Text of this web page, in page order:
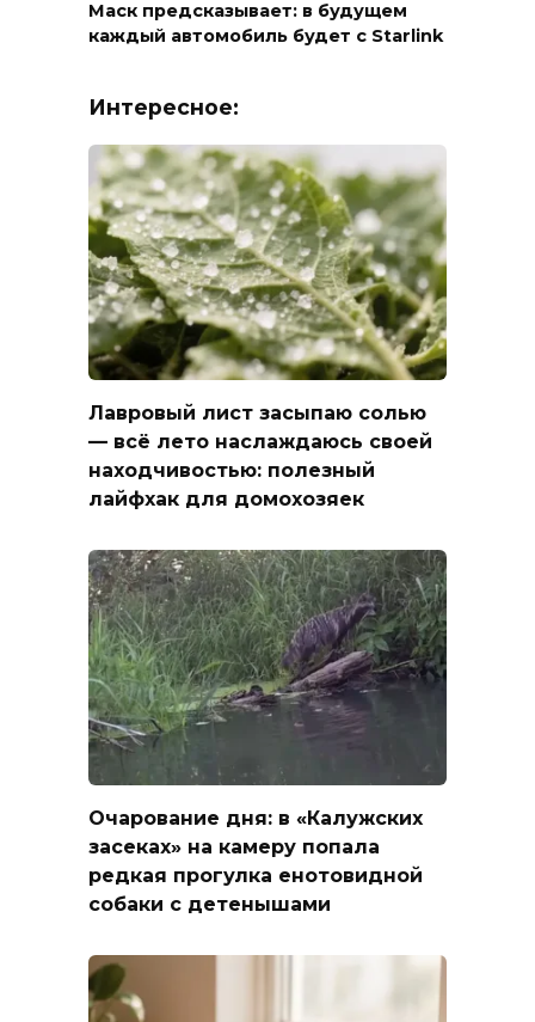
Маск предсказывает: в будущем
каждый автомобиль будет с Starlink
Интересное:
Лавровый лист засыпаю солью
— всё лето наслаждаюсь своей
находчивостью: полезный
лайфхак для домохозяек
Очарование дня: в «Калужских
засеках» на камеру попала
редкая прогулка енотовидной
собаки с детенышами